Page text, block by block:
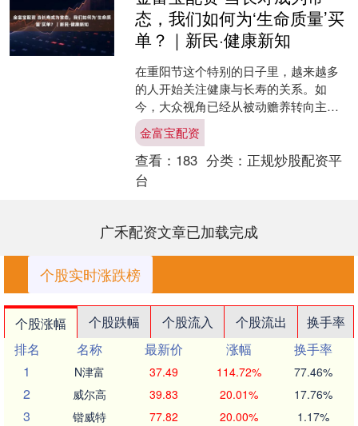
态，我们如何为‘生命质量’买
单？｜新民·健康新知
在重阳节这个特别的日子里，越来越多
的人开始关注健康与长寿的关系。如
今，大众视角已经从被动赡养转向主动
享老，从应对疾病转向经营健康。老年
人不再只是等待疾病的治疗，....
金富宝配资
查看： 183 分类： 正规炒股配资平
台
广禾配资文章已加载完成
个股实时涨跌榜
个股涨幅 个股跌幅 个股流入 个股流出
换手率
排名
名称 最新价 涨幅
换手率
1
N津富 37.49 114.72% 77.46%
2 威尔高 39.83 20.01% 17.76%
3 锴威特 77.82 20.00% 1.17%